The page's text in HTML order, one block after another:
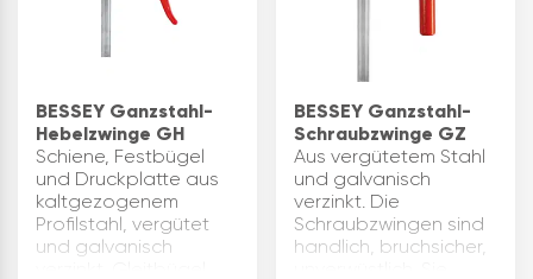
BESSEY Ganzstahl-
Hebelzwinge GH
Schiene, Festbügel
und Druckplatte aus
kaltgezogenem
Profilstahl, vergütet
und galvanisch
BESSEY Ganzstahl-
Schraubzwinge GZ
Aus vergütetem Stahl
und galvanisch
verzinkt. Die
Schraubzwingen sind
handlich, bruchsicher,